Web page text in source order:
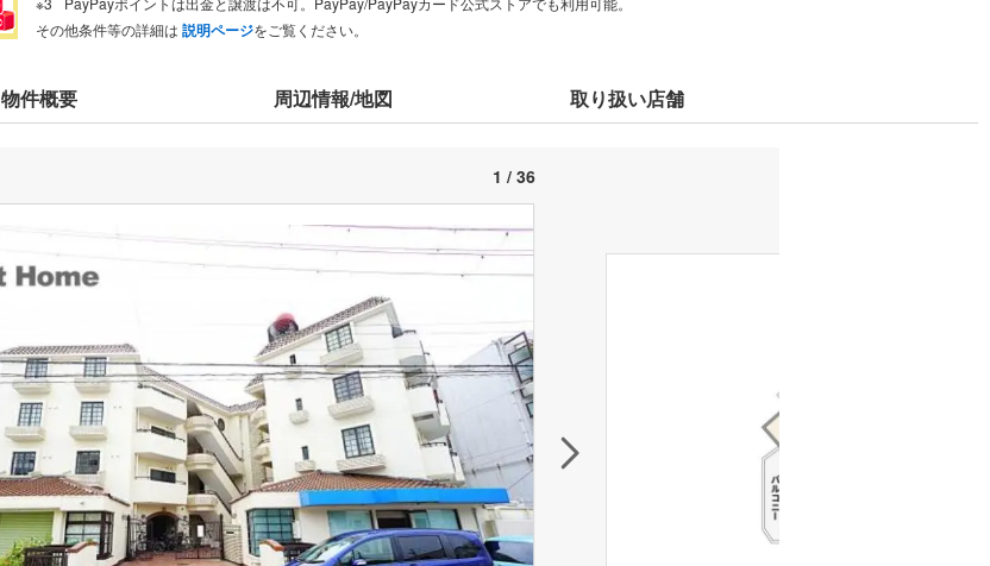
その他条件等の詳細は 説明ページをご覧ください。
物件概要 周辺情報/地図 取り扱い店舗
1 / 36